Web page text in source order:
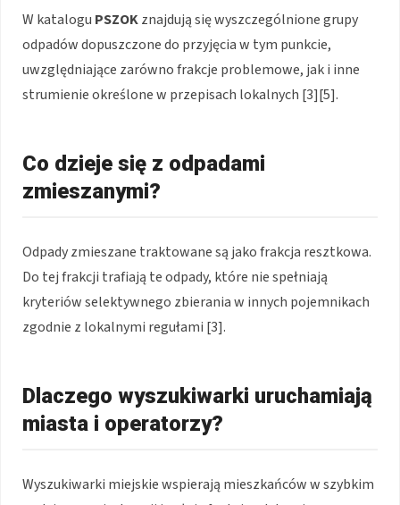
W katalogu PSZOKznajdują się wyszczególnione grupy
odpadów dopuszczone do przyjęcia w tym punkcie,
uwzględniające zarówno frakcje problemowe, jak i inne
strumienie określone w przepisach lokalnych [3][5].
Co dzieje się z odpadami
zmieszanymi?
Odpady zmieszane traktowane są jako frakcja resztkowa.
Do tej frakcji trafiają te odpady, które nie spełniają
kryteriów selektywnego zbierania w innych pojemnikach
zgodnie z lokalnymi regułami [3].
Dlaczego wyszukiwarki uruchamiają
miasta i operatorzy?
Wyszukiwarki miejskie wspierają mieszkańców w szybkim